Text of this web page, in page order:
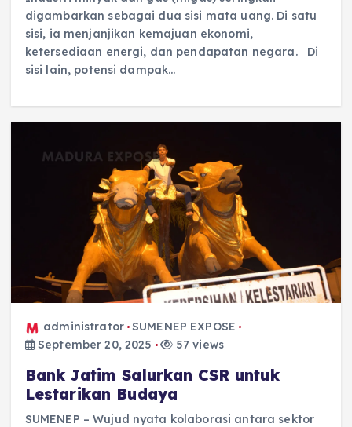
digambarkan sebagai dua sisi mata uang. Di satu
sisi, ia menjanjikan kemajuan ekonomi,
ketersediaan energi, dan pendapatan negara. Di
sisi lain, potensi dampak…
administrator SUMENEP EXPOSE
September 20, 2025
57 views
Bank Jatim Salurkan CSR untuk
Lestarikan Budaya
SUMENEP – Wujud nyata kolaborasi antara sektor